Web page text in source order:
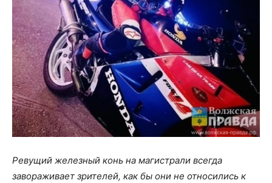
Ревущий железный конь на магистрали всегда
завораживает зрителей, как бы они не относились к